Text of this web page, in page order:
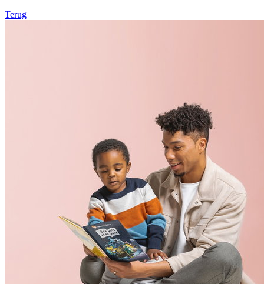
Terug